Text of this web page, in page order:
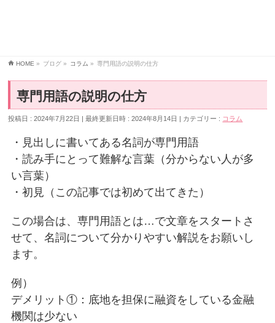
HOME » ブログ » コラム » 専門用語の説明の仕方
専門用語の説明の仕方
投稿日 : 2024年7月22日 最終更新日時 : 2024年8月14日 カテゴリー : コラム
・見出しに書いてある名詞が専門用語
・読み手にとって難解な言葉（分からない人が多
い言葉）
・初見（この記事では初めて出てきた）
この場合は、専門用語とは…で文章をスタートさ
せて、名詞について分かりやすい解説をお願いし
ます。
例）
デメリット①：底地を担保に融資をしている金融
機関は少ない